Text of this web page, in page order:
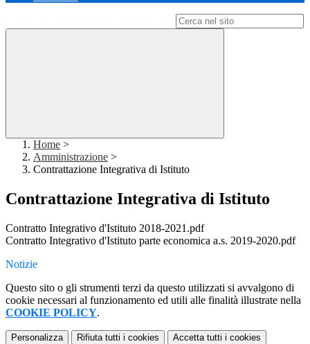
Home >
Amministrazione >
Contrattazione Integrativa di Istituto
Contrattazione Integrativa di Istituto
Contratto Integrativo d'Istituto 2018-2021.pdf
Contratto Integrativo d'Istituto parte economica a.s. 2019-2020.pdf
Notizie
Questo sito o gli strumenti terzi da questo utilizzati si avvalgono di
cookie necessari al funzionamento ed utili alle finalità illustrate nella
COOKIE POLICY.
Personalizza Rifiuta tutti i cookies Accetta tutti i cookies